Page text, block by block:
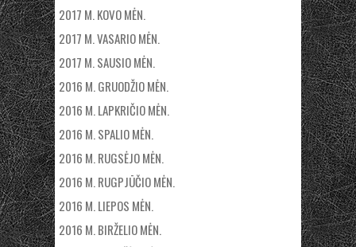
2017 M. KOVO MĖN.
2017 M. VASARIO MĖN.
2017 M. SAUSIO MĖN.
2016 M. GRUODŽIO MĖN.
2016 M. LAPKRIČIO MĖN.
2016 M. SPALIO MĖN.
2016 M. RUGSĖJO MĖN.
2016 M. RUGPJŪČIO MĖN.
2016 M. LIEPOS MĖN.
2016 M. BIRŽELIO MĖN.